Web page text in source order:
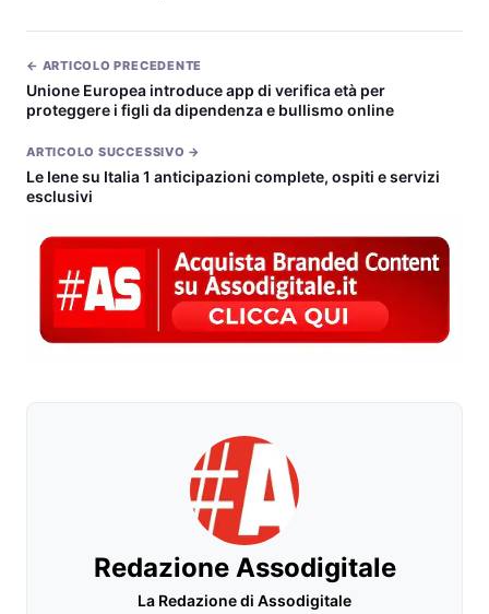
← ARTICOLO PRECEDENTE
Unione Europea introduce app di verifica età per
proteggere i figli da dipendenza e bullismo online
ARTICOLO SUCCESSIVO →
Le Iene su Italia 1 anticipazioni complete, ospiti e servizi
esclusivi
Redazione Assodigitale
La Redazione di Assodigitale